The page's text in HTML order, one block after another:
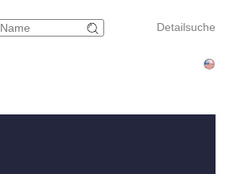
Detailsuche